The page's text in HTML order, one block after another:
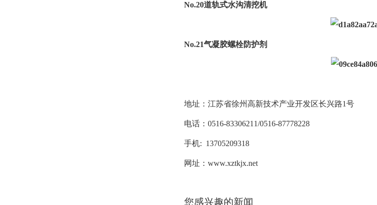
No.20道轨式水沟清挖机
No.21气凝胶螺栓防护剂
地址：江苏省徐州高新技术产业开发区长兴路1号
电话：0516-83306211/0516-87778228
手机: 13705209318
网址：www.xztkjx.net
您感兴趣的新闻